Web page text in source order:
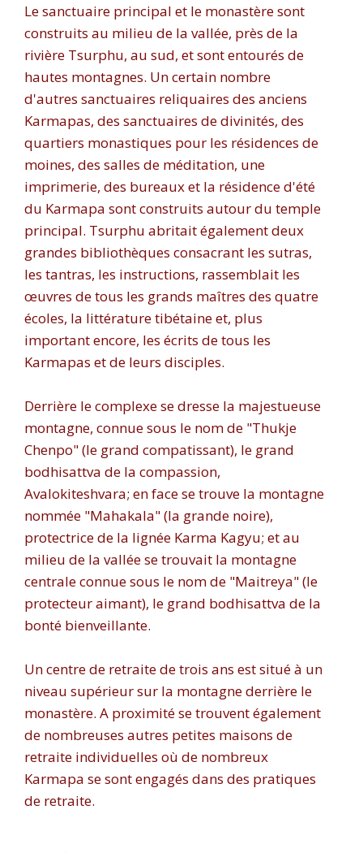
Le sanctuaire principal et le monastère sont
construits au milieu de la vallée, près de la
rivière Tsurphu, au sud, et sont entourés de
hautes montagnes. Un certain nombre
d'autres sanctuaires reliquaires des anciens
Karmapas, des sanctuaires de divinités, des
quartiers monastiques pour les résidences de
moines, des salles de méditation, une
imprimerie, des bureaux et la résidence d'été
du Karmapa sont construits autour du temple
principal. Tsurphu abritait également deux
grandes bibliothèques consacrant les sutras,
les tantras, les instructions, rassemblait les
œuvres de tous les grands maîtres des quatre
écoles, la littérature tibétaine et, plus
important encore, les écrits de tous les
Karmapas et de leurs disciples.
Derrière le complexe se dresse la majestueuse
montagne, connue sous le nom de "Thukje
Chenpo" (le grand compatissant), le grand
bodhisattva de la compassion,
Avalokiteshvara; en face se trouve la montagne
nommée "Mahakala" (la grande noire),
protectrice de la lignée Karma Kagyu; et au
milieu de la vallée se trouvait la montagne
centrale connue sous le nom de "Maitreya" (le
protecteur aimant), le grand bodhisattva de la
bonté bienveillante.
Un centre de retraite de trois ans est situé à un
niveau supérieur sur la montagne derrière le
monastère. A proximité se trouvent également
de nombreuses autres petites maisons de
retraite individuelles où de nombreux
Karmapa se sont engagés dans des pratiques
de retraite.